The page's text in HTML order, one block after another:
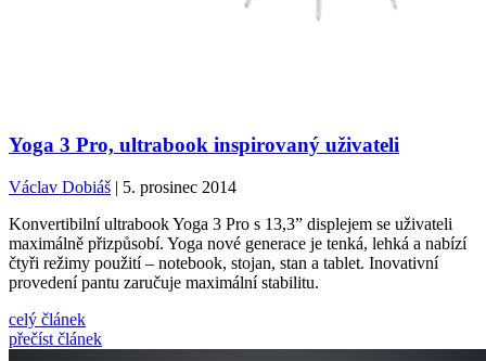
Yoga 3 Pro, ultrabook inspirovaný uživateli
Václav Dobiáš | 5. prosinec 2014
Konvertibilní ultrabook Yoga 3 Pro s 13,3” displejem se uživateli
maximálně přizpůsobí. Yoga nové generace je tenká, lehká a nabízí
čtyři režimy použití – notebook, stojan, stan a tablet. Inovativní
provedení pantu zaručuje maximální stabilitu.
celý článek
přečíst článek